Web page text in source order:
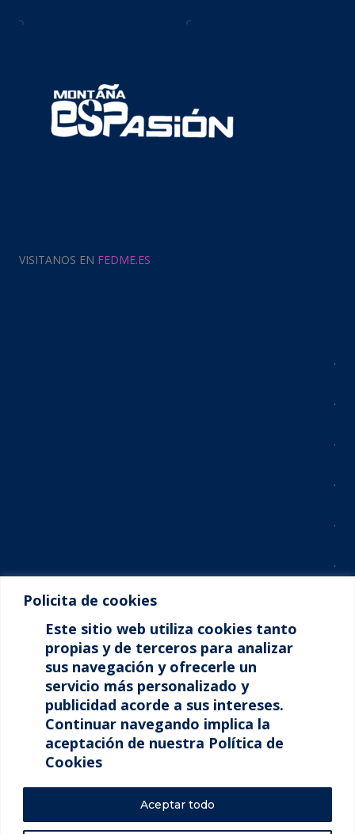
Policita de cookies
Este sitio web utiliza cookies tanto
propias y de terceros para analizar
sus navegación y ofrecerle un
servicio más personalizado y
publicidad acorde a sus intereses.
Continuar navegando implica la
aceptación de nuestra Política de
Cookies
Aceptar todo
VISITANOS EN FEDME.ES
.
.
.
.
.
.